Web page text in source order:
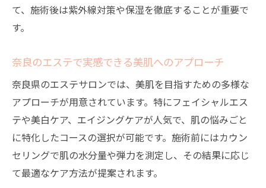
て、施術後は紫外線対策や保湿を徹底することが重要で
す。
奈良のエステで実感できる美肌へのアプローチ
奈良県のエステサロンでは、美肌を目指すための多様な
アプローチが用意されています。特にフェイシャルエス
テや美白ケア、エイジングケアが人気で、肌の悩みごと
に特化したコースの選択が可能です。施術前にはカウン
セリングで肌の水分量や弾力を測定し、その結果に応じ
て最適なケア方法が提案されます。